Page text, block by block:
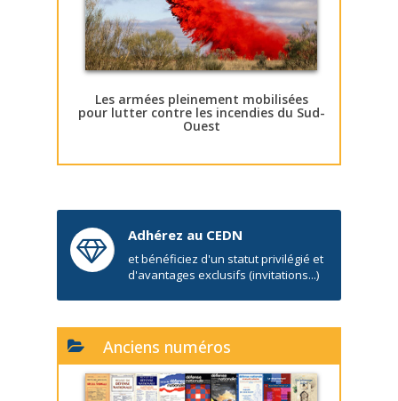
Les armées pleinement mobilisées
pour lutter contre les incendies du Sud-
Ouest
Adhérez au CEDN
et bénéficiez d'un statut privilégié et
d'avantages exclusifs (invitations...)
Anciens numéros